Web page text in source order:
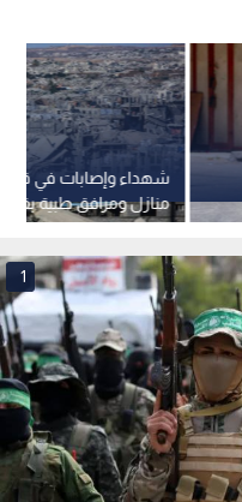
شهداء وإصابات في
منازل ومرافق طبية
1